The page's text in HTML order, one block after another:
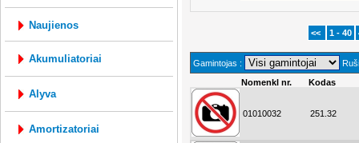
Naujienos
akumuliatoriai
alyva
amortizatoriai
<< 1 - 40
Gamintojas :
Nomenkl nr.
Kodas
01010032 251.32